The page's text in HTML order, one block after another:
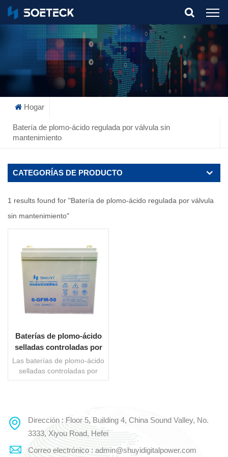
What Are You Looking For?
Hogar
Batería de plomo-ácido regulada por válvula sin
mantenimiento
CATEGORÍAS DE PRODUCTO
1 results found for "Batería de plomo-ácido regulada por válvula
sin mantenimiento"
Baterías de plomo-ácido
selladas controladas por
válvula de larga duración
Las baterías de plomo-ácido
selladas controladas por
válvula de larga duración
energía y rendimiento
duraderos. Las baterías
VRLA no requieren
mantenimiento, lo que
LEE MAS
Dirección : Floor 5, Building 4, China Sound Valley, No.
3333, Xiyou Road, Hefei
Correo electrónico : admin@shuyidigitalpower.com